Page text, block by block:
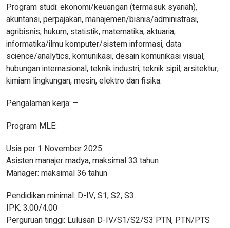
Program studi: ekonomi/keuangan (termasuk syariah),
akuntansi, perpajakan, manajemen/bisnis/administrasi,
agribisnis, hukum, statistik, matematika, aktuaria,
informatika/ilmu komputer/sistem informasi, data
science/analytics, komunikasi, desain komunikasi visual,
hubungan internasional, teknik industri, teknik sipil, arsitektur,
kimiam lingkungan, mesin, elektro dan fisika.
Pengalaman kerja: –
Program MLE:
Usia per 1 November 2025:
Asisten manajer madya, maksimal 33 tahun
Manager: maksimal 36 tahun
Pendidikan minimal: D-IV, S1, S2, S3
IPK: 3.00/4.00
Perguruan tinggi: Lulusan D-IV/S1/S2/S3 PTN, PTN/PTS